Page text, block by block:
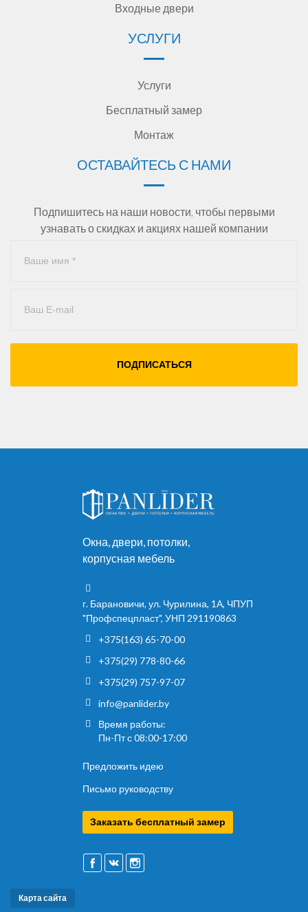
Входные двери
УСЛУГИ
Услуги
Бесплатный замер
Монтаж
ОСТАВАЙТЕСЬ С НАМИ
Подпишитесь на наши новости, чтобы первыми
узнавать о скидках и акциях нашей компании
ПОДПИСАТЬСЯ
Окна, двери, потолки,
корпусная мебель
г. Барановичи, ул. Чурилина, 1А, ЧПУП
"Профспецпласт", УНП 291190863
+375(163) 65-70-00
+375(29) 778-80-66
+375(29) 757-97-07
info@panlider.by
Время работы:
Пн-Пт с 08:00-17:00
Предложить идею
Письмо руководству
Заказать бесплатный замер
Карта сайта